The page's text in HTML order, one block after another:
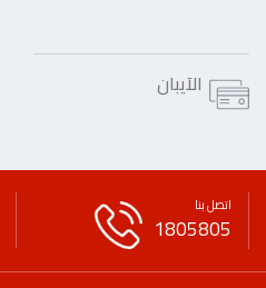
الآيبان
اتصل بنا
1805805